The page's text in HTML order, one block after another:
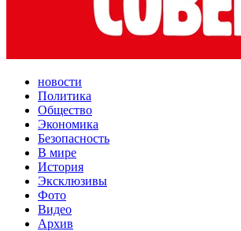
новости
Политика
Общество
Экономика
Безопасность
В мире
История
Эксклюзивы
Фото
Видео
Архив